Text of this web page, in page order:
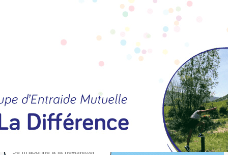
Exporter les lignes sélectionnées
Exporter toutes les colonnes
Exporter uniquement les colonnes affichées
Cliquez pour éditer
Texte, bouton et/ou inscription à la newsletter
Cliquez pour éditer